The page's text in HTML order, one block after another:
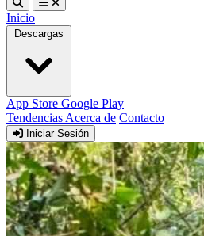
Inicio
Descargas
App Store Google Play
Tendencias Acerca de Contacto
Iniciar Sesión